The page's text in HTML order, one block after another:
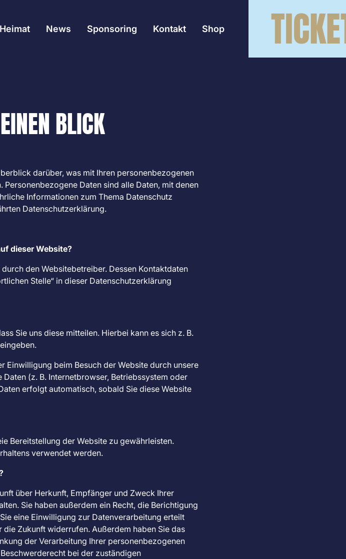
News Sponsoring Kontakt Shop
BLICK
darüber, was mit Ihren personenbezogenen
Daten sind alle Daten, mit denen
Informationen zum Thema Datenschutz
Datenschutzerklärung.
dieser Website?
den Websitebetreiber. Dessen Kontaktdaten
Stelle“ in dieser Datenschutzerklärung
Sie uns diese mitteilen. Hierbei kann es sich z. B.
Einwilligung beim Besuch der Website durch unsere
(z. B. Internetbrowser, Betriebssystem oder
erfolgt automatisch, sobald Sie diese Website
Bereitstellung der Website zu gewährleisten.
verwendet werden.
über Herkunft, Empfänger und Zweck Ihrer
Sie haben außerdem ein Recht, die Berichtigung
eine Einwilligung zur Datenverarbeitung erteilt
Zukunft widerrufen. Außerdem haben Sie das
der Verarbeitung Ihrer personenbezogenen
bei der zuständigen